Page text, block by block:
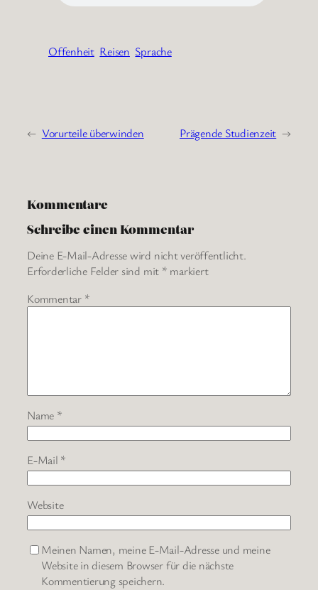
Offenheit Reisen Sprache
← Vorurteile überwinden Prägende Studienzeit →
Kommentare
Schreibe einen Kommentar
Deine E-Mail-Adresse wird nicht veröffentlicht.
Erforderliche Felder sind mit * markiert
Kommentar *
Name *
E-Mail *
Website
Meinen Namen, meine E-Mail-Adresse und meine
Website in diesem Browser für die nächste
Kommentierung speichern.